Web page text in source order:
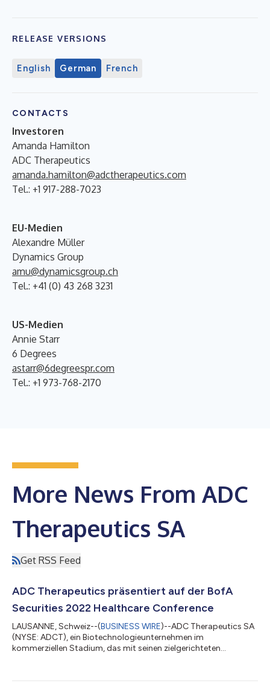
RELEASE VERSIONS
English German French
CONTACTS
Investoren
Amanda Hamilton
ADC Therapeutics
amanda.hamilton@adctherapeutics.com
Tel.: +1 917-288-7023
EU-Medien
Alexandre Müller
Dynamics Group
amu@dynamicsgroup.ch
Tel.: +41 (0) 43 268 3231
US-Medien
Annie Starr
6 Degrees
astarr@6degreespr.com
Tel.: +1 973-768-2170
More News From ADC
Therapeutics SA
Get RSS Feed
ADC Therapeutics präsentiert auf der BofA
Securities 2022 Healthcare Conference
LAUSANNE, Schweiz--(BUSINESS WIRE)--ADC Therapeutics SA
(NYSE: ADCT), ein Biotechnologieunternehmen im
kommerziellen Stadium, das mit seinen zielgerichteten
soliden Tumoren das Leben der von Krebs betroffenen